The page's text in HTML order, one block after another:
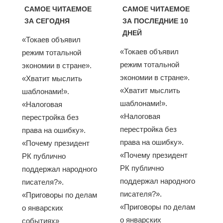
САМОЕ ЧИТАЕМОЕ
ЗА СЕГОДНЯ
«Токаев объявил
режим тотальной
экономии в стране».
«Хватит мыслить
шаблонами!».
«Налоговая
перестройка без
права на ошибку».
«Почему президент
РК публично
поддержал народного
писателя?».
«Приговоры по делам
о январских
событиях»
САМОЕ ЧИТАЕМОЕ
ЗА ПОСЛЕДНИЕ 10
ДНЕЙ
«Токаев объявил
режим тотальной
экономии в стране».
«Хватит мыслить
шаблонами!».
«Налоговая
перестройка без
права на ошибку».
«Почему президент
РК публично
поддержал народного
писателя?».
«Приговоры по делам
о январских